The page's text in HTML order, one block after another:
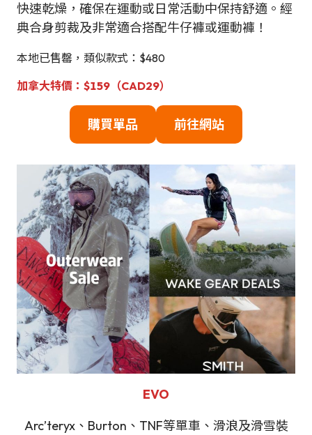
快速乾燥，確保在運動或日常活動中保持舒適。經
典合身剪裁及非常適合搭配牛仔褲或運動褲！
本地已售罄，類似款式：$480
加拿大特價：$159（CAD29）
購買單品 前往網站
EVO
Arc’teryx、Burton、TNF等單車、滑浪及滑雪裝